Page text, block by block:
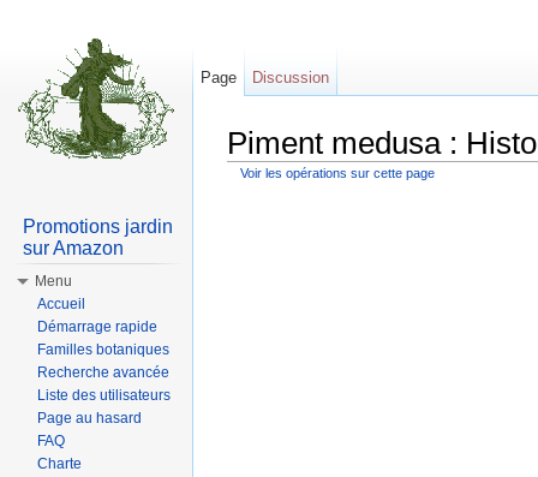
Piment medusa :
Voir les opérations sur cette page
Page Discussion
Promotions jardin
sur Amazon
Menu
Accueil
Démarrage rapide
Familles botaniques
Recherche avancée
Liste des utilisateurs
Page au hasard
FAQ
Charte